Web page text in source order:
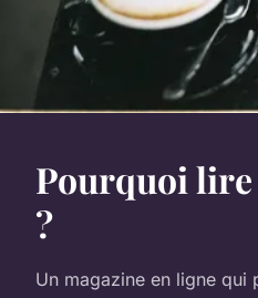
Pourquoi
?
Un magazine en ligne